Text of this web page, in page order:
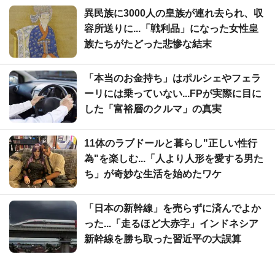
異民族に3000人の皇族が連れ去られ、収
容所送りに...「戦利品」になった女性皇
族たちがたどった悲惨な結末
「本当のお金持ち」はポルシェやフェラ
ーリには乗っていない...FPが実際に目に
した「富裕層のクルマ」の真実
11体のラブドールと暮らし"正しい性行
為"を楽しむ...「人より人形を愛する男た
ち」が奇妙な生活を始めたワケ
「日本の新幹線」を売らずに済んでよか
った...「走るほど大赤字」インドネシア
新幹線を勝ち取った習近平の大誤算